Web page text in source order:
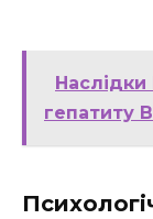
Наслідки
гепатиту